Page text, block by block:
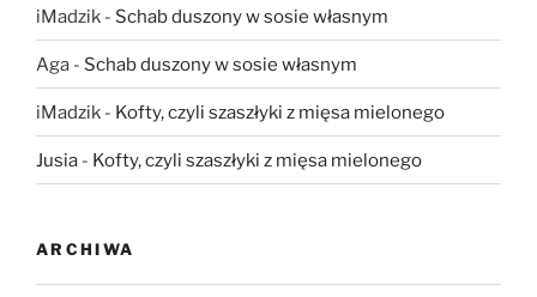
iMadzik - Schab duszony w sosie własnym
Aga - Schab duszony w sosie własnym
iMadzik - Kofty, czyli szaszłyki z mięsa mielonego
Jusia - Kofty, czyli szaszłyki z mięsa mielonego
ARCHIWA